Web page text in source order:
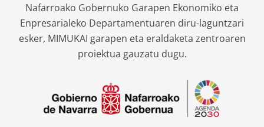
Nafarroako Gobernuko Garapen Ekonomiko eta
Enpresarialeko Departamentuaren diru-laguntzari
esker, MIMUKAI garapen eta eraldaketa zentroaren
proiektua gauzatu dugu.